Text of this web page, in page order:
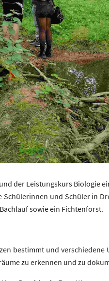
der Leistungskurs Biologie
Schülerinnen und Schüler in
sowie ein Fichtenforst.
bestimmt und
zu erkennen und zu